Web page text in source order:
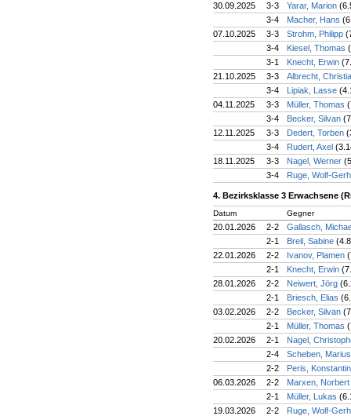
30.09.2025
3-3 Yarar, Marion
3-4
Macher, Hans
07.10.2025
3-3 Strohm, Philipp
3-4
Kiesel, Thomas
3-1
Knecht, Erwin
21.10.2025
3-3
Albrecht,
3-4
Lipiak, Lasse
04.11.2025
3-3 Müller, Thomas
3-4
Becker, Silvan
12.11.2025
3-3 Dedert, Torben
3-4
Rudert, Axel
18.11.2025
3-3 Nagel, Werner
3-4
Ruge, Wolf-
4. Bezirksklasse 3 Erwachsene
Datum Gegner
20.01.2026 2-2
Gallasch,
2-1
Breil, Sabine
22.01.2026
2-2 Ivanov, Plamen
2-1
Knecht, Erwin
28.01.2026
2-2 Neiwert, Jörg
2-1
Briesch, Elias
03.02.2026
2-2 Becker, Silvan
2-1
Müller, Thomas
20.02.2026
2-1
Nagel,
2-4
Scheben,
2-2
Peris,
06.03.2026
2-2
Marxen, Norbert
2-1
Müller, Lukas
19.03.2026
2-2
Ruge, Wolf-